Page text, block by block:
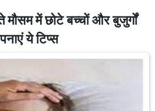
में छोटे बच्चों और बुजुर्गों
ये टिप्स